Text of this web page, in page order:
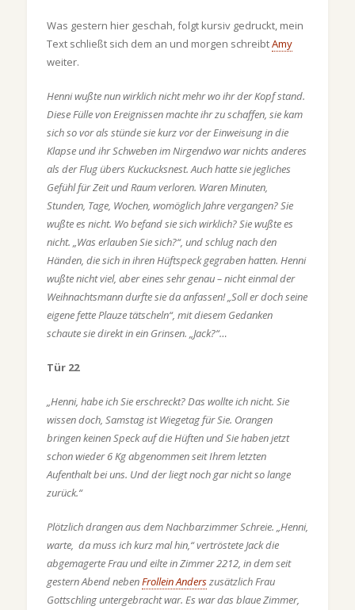
Was gestern hier geschah, folgt kursiv gedruckt, mein
Text schließt sich dem an und morgen schreibtAmy
weiter.
Henni wußte nun wirklich nicht mehr wo ihr der Kopf stand.
Diese Fülle von Ereignissen machte ihr zu schaffen, sie kam
sich so vor als stünde sie kurz vor der Einweisung in die
Klapse und ihr Schweben im Nirgendwo war nichts anderes
als der Flug übers Kuckucksnest. Auch hatte sie jegliches
Gefühl für Zeit und Raum verloren. Waren Minuten,
Stunden, Tage, Wochen, womöglich Jahre vergangen? Sie
wußte es nicht. Wo befand sie sich wirklich? Sie wußte es
nicht. „Was erlauben Sie sich?“, und schlug nach den
Händen, die sich in ihren Hüftspeck gegraben hatten. Henni
wußte nicht viel, aber eines sehr genau – nicht einmal der
Weihnachtsmann durfte sie da anfassen! „Soll er doch seine
eigene fette Plauze tätscheln“, mit diesem Gedanken
schaute sie direkt in ein Grinsen. „Jack?“…
Tür 22
„Henni, habe ich Sie erschreckt? Das wollte ich nicht. Sie
wissen doch, Samstag ist Wiegetag für Sie. Orangen
bringen keinen Speck auf die Hüften und Sie haben jetzt
schon wieder 6 Kg abgenommen seit Ihrem letzten
Aufenthalt bei uns. Und der liegt noch gar nicht so lange
zurück.“
Plötzlich drangen aus dem Nachbarzimmer Schreie. „Henni,
warte, da muss ich kurz mal hin,“ vertröstete Jack die
abgemagerte Frau und eilte in Zimmer 2212, in dem seit
gestern Abend nebenFrollein Anderszusätzlich Frau
Gottschling untergebracht war. Es war das blaue Zimmer,